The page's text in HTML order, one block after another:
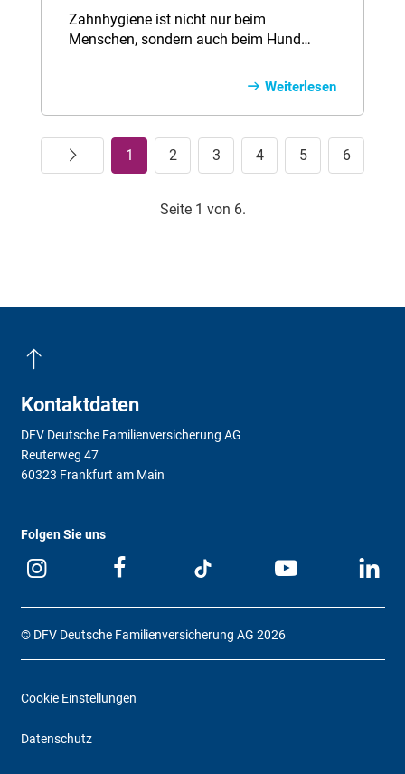
Behandlung
Zahnhygiene ist nicht nur beim
Menschen, sondern auch beim Hund
Zahnstein entstehen. Hier gibt´s alle Infos
Behandlung.
Weiterlesen
1 2 3 4 5 6
Seite 1 von 6.
Kontaktdaten
DFV Deutsche Familienversicherung AG
Reuterweg 47
60323 Frankfurt am Main
Folgen Sie uns
© DFV Deutsche Familienversicherung AG 2026
Cookie Einstellungen
Datenschutz